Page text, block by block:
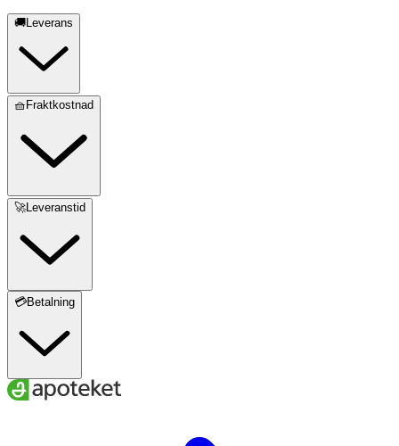
🚚Leverans
🧺Fraktkostnad
🚀Leveranstid
💳Betalning